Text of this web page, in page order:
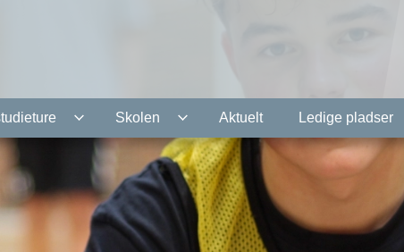
Skolen Aktuelt Ledige pladser